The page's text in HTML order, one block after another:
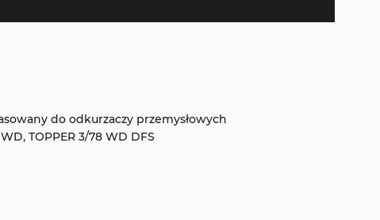
do odkurzaczy przemysłowych
TOPPER 3/78 WD DFS